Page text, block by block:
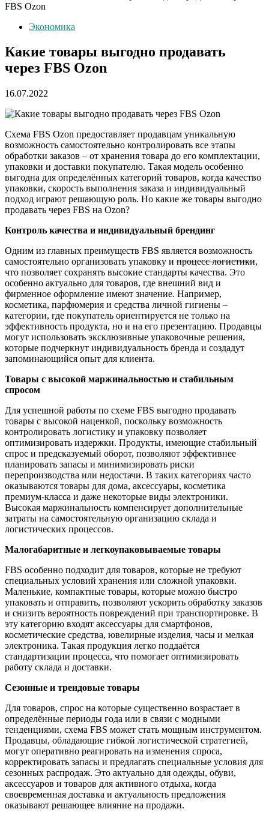
FBS Ozon
Экономика
Какие товары выгодно продавать
через FBS Ozon
16.07.2022
Схема FBS Ozon предоставляет продавцам уникальную
возможность самостоятельно контролировать все этапы
обработки заказов – от хранения товара до его комплектации,
упаковки и доставки покупателю. Такая модель особенно
выгодна для определённых категорий товаров, когда качество
упаковки, скорость выполнения заказа и индивидуальный
подход играют решающую роль. Но какие же товары выгодно
продавать через FBS на Ozon?
Контроль качества и индивидуальный брендинг
Одним из главных преимуществ FBS является возможность
самостоятельно организовать упаковку и процесс логистики,
что позволяет сохранять высокие стандарты качества. Это
особенно актуально для товаров, где внешний вид и
фирменное оформление имеют значение. Например,
косметика, парфюмерия и средства личной гигиены –
категории, где покупатель ориентируется не только на
эффективность продукта, но и на его презентацию. Продавцы
могут использовать эксклюзивные упаковочные решения,
которые подчеркнут индивидуальность бренда и создадут
запоминающийся опыт для клиента.
Товары с высокой маржинальностью и стабильным
спросом
Для успешной работы по схеме FBS выгодно продавать
товары с высокой наценкой, поскольку возможность
контролировать логистику и упаковку позволяет
оптимизировать издержки. Продукты, имеющие стабильный
спрос и предсказуемый оборот, позволяют эффективнее
планировать запасы и минимизировать риски
перепроизводства или недостачи. В таких категориях часто
оказываются товары для дома, аксессуары, косметика
премиум-класса и даже некоторые виды электроники.
Высокая маржинальность компенсирует дополнительные
затраты на самостоятельную организацию склада и
логистических процессов.
Малогабаритные и легкоупаковываемые товары
FBS особенно подходит для товаров, которые не требуют
специальных условий хранения или сложной упаковки.
Маленькие, компактные товары, которые можно быстро
упаковать и отправить, позволяют ускорить обработку заказов
и снизить вероятность повреждений при транспортировке. В
эту категорию входят аксессуары для смартфонов,
косметические средства, ювелирные изделия, часы и мелкая
электроника. Такая продукция легко поддаётся
стандартизации процесса, что помогает оптимизировать
работу склада и доставки.
Сезонные и трендовые товары
Для товаров, спрос на которые существенно возрастает в
определённые периоды года или в связи с модными
тенденциями, схема FBS может стать мощным инструментом.
Продавцы, обладающие гибкой логистической стратегией,
могут оперативно реагировать на изменения спроса,
корректировать запасы и предлагать специальные условия для
сезонных распродаж. Это актуально для одежды, обуви,
аксессуаров и товаров для активного отдыха, когда
своевременная доставка и актуальность предложения
оказывают решающее влияние на продажи.